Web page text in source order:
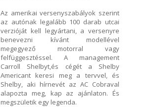
Az amerikai versenyszabályok szerint
az autónak legalább 100 darab utcai
verzióját kell legyártani, a versenyre
benevezni kívánt modellével
megegyező motorral vagy
felfüggesztéssel. A management
Carroll Shelbyt,és cégét a Shelby
Americant keresi meg a tervvel, és
Shelby, aki hírnevét az AC Cobraval
alapozta meg, kap az ajánlaton. És
megszületik egy legenda.